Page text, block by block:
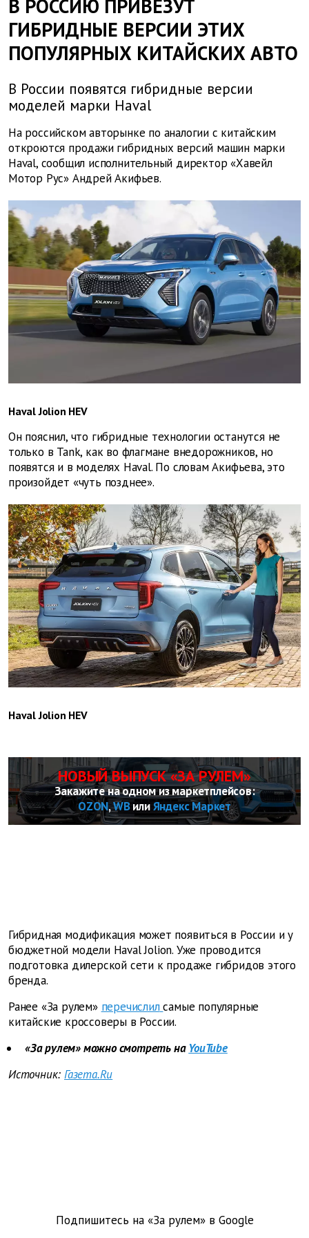
В РОССИЮ ПРИВЕЗУТ
ГИБРИДНЫЕ ВЕРСИИ ЭТИХ
ПОПУЛЯРНЫХ КИТАЙСКИХ АВТО
В России появятся гибридные версии
моделей марки Haval
На российском авторынке по аналогии с китайским
откроются продажи гибридных версий машин марки
Haval, сообщил исполнительный директор «Хавейл
Мотор Рус» Андрей Акифьев.
Haval Jolion HEV
Он пояснил, что гибридные технологии останутся не
только в Tank, как во флагмане внедорожников, но
появятся и в моделях Haval. По словам Акифьева, это
произойдет «чуть позднее».
Haval Jolion HEV
НОВЫЙ ВЫПУСК «ЗА РУЛЕМ»
Закажите на одном из маркетплейсов:
OZON,WBилиЯндекс Маркет
Гибридная модификация может появиться в России и у
бюджетной модели Haval Jolion. Уже проводится
подготовка дилерской сети к продаже гибридов этого
бренда.
Ранее «За рулем» перечислил самые популярные
китайские кроссоверы в России.
«За рулем» можно смотреть на YouTube
Источник: Газета.Ru
Подпишитесь на «За рулем» в Google